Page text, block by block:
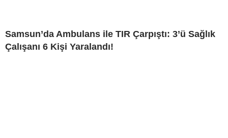
Samsun’da Ambulans ile TIR Çarpıştı: 3’ü Sağlık
Çalışanı 6 Kişi Yaralandı!